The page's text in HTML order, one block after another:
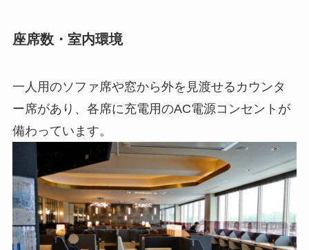
座席数・室内環境
一人用のソファ席や窓から外を見渡せるカウンタ
ー席があり、各席に充電用のAC電源コンセントが
備わっています。